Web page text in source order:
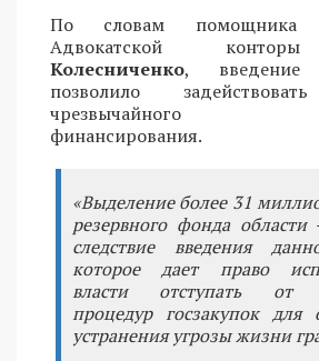
По словам помощника
Адвокатской
Колесниченко,
позволило
чрезвычайного
финансирования.
«Выделение более 31
резервного фонда
следствие введения
которое дает право
власти отступать от
процедур госзакупок для
устранения угрозы жизни